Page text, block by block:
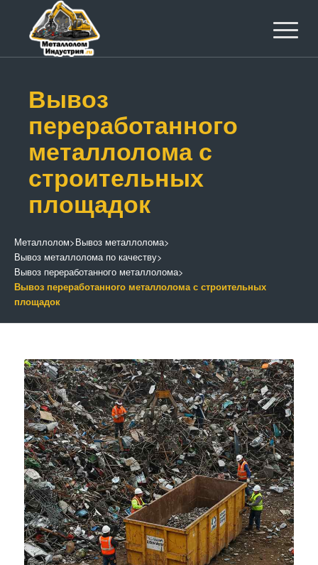
Вывоз
переработанного
металлолома с
строительных
площадок
Металлолом>Вывоз металлолома>
Вывоз металлолома по качеству>
Вывоз переработанного металлолома>
Вывоз переработанного металлолома с строительных
площадок